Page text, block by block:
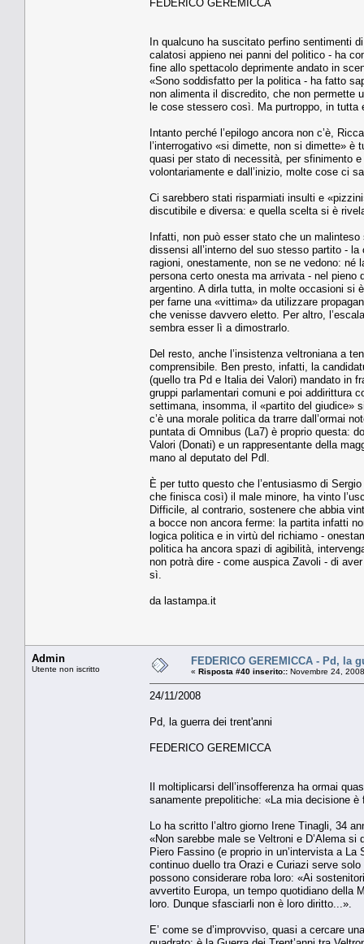
FEDERICO GEREMICCA
In qualcuno ha suscitato perfino sentimenti
calatosi appieno nei panni del politico - ha
fine allo spettacolo deprimente andato in
«Sono soddisfatto per la politica - ha fatto
non alimenta il discredito, che non permette
le cose stessero così. Ma purtroppo, in
Intanto perché l’epilogo ancora non c’è,
l’interrogativo «si dimette, non si dimette» è
quasi per stato di necessità, per sfinimento
volontariamente e dall’inizio, molte cose ci
Ci sarebbero stati risparmiati insulti e
discutibile e diversa: e quella scelta si è
Infatti, non può esser stato che un
dissensi all’interno del suo stesso partito -
ragioni, onestamente, non se ne vedono:
persona certo onesta ma arrivata - nel pieno
argentino. A dirla tutta, in molte occasioni si
per farne una «vittima» da utilizzare
che venisse davvero eletto. Per altro,
sembra esser lì a dimostrarlo.
Del resto, anche l’insistenza veltroniana a
comprensibile. Ben presto, infatti, la
(quello tra Pd e Italia dei Valori) mandato in
gruppi parlamentari comuni e poi addirittura
settimana, insomma, il «partito del giudice»
c’è una morale politica da trarre dall’ormai
puntata di Omnibus (La7) è proprio questa:
Valori (Donati) e un rappresentante della
mano al deputato del Pdl.
È per tutto questo che l’entusiasmo di
che finisca così) il male minore, ha vinto
Difficile, al contrario, sostenere che abbia
a bocce non ancora ferme: la partita infatti
logica politica e in virtù del richiamo -
politica ha ancora spazi di agibilità,
non potrà dire - come auspica Zavoli - di
sì.
da lastampa.it
Admin
Utente non iscritto
FEDERICO GEREMICCA - Pd, la
« Risposta #40 inserito:: Novembre 24,
24/11/2008
Pd, la guerra dei trent'anni
FEDERICO GEREMICCA
Il moltiplicarsi dell’insofferenza ha ormai
sanamente prepolitiche: «La mia decisione
Lo ha scritto l’altro giorno Irene Tinagli, 34
«Non sarebbe male se Veltroni e D’Alema
Piero Fassino (e proprio in un’intervista a
continuo duello tra Orazi e Curiazi serve
possono considerare roba loro: «Ai
avvertito Europa, un tempo quotidiano della
loro. Dunque sfasciarli non è loro diritto...».
E’ come se d’improvviso, quasi a cercare